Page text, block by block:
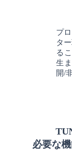
プ
タ
る
生
開/
必要な